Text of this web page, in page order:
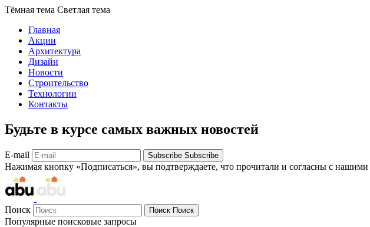
Тёмная тема Светлая тема
Главная
Акции
Архитектура
Дизайн
Новости
Строительство
Технологии
Контакты
Будьте в курсе самых важных новостей
E-mail Subscribe Subscribe
Нажимая кнопку «Подписаться», вы подтверждаете, что прочитали и согласны с нашими
Поиск Поиск Поиск
Популярные поисковые запросы